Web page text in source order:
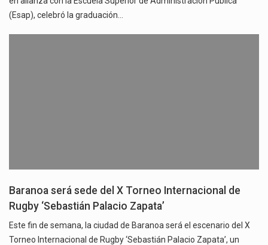
(Esap), celebró la graduación…
Baranoa será sede del X Torneo Internacional de
Rugby ‘Sebastián Palacio Zapata’
Este fin de semana, la ciudad de Baranoa será el escenario del X
Torneo Internacional de Rugby ‘Sebastián Palacio Zapata’, un